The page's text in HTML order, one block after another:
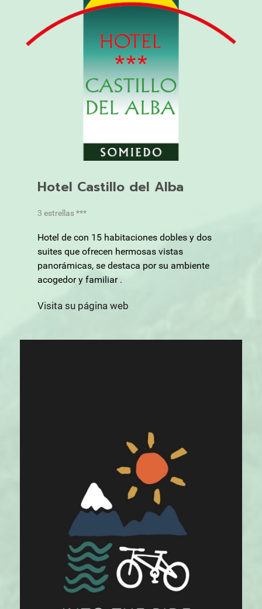
Hotel Castillo del Alba
3 estrellas ***
Hotel de con 15 habitaciones dobles y dos
suites que ofrecen hermosas vistas
panorámicas, se destaca por su ambiente
acogedor y familiar .
Visita su página web